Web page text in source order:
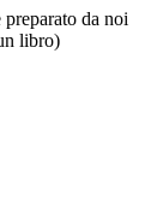
da noi
libro)